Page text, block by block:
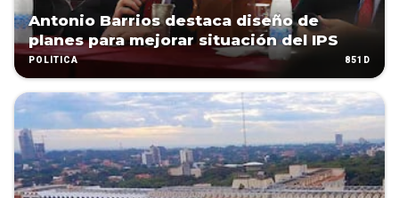
Antonio Barrios destaca diseño de
planes para mejorar situación del IPS
POLÍTICA 851D